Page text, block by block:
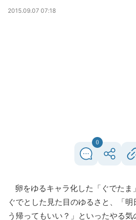
2015.09.07 07:18
0
卵をゆるキャラ化した「ぐでたま
ぐでとした見た目のゆるさと、「
う帰ってもいい？」といったやる